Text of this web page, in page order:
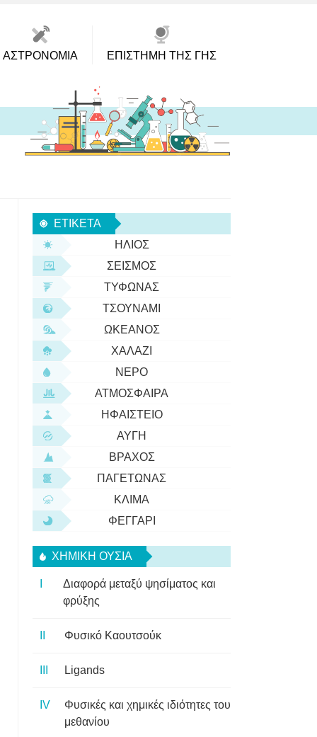
ΑΣΤΡΟΝΟΜΊΑ ΕΠΙΣΤΉΜΗ ΤΗΣ ΓΗΣ
ΕΤΙΚΈΤΑ
ΉΛΙΟΣ
ΣΕΙΣΜΌΣ
ΤΥΦΏΝΑΣ
ΤΣΟΥΝΆΜΙ
ΩΚΕΑΝΌΣ
ΧΑΛΆΖΙ
ΝΕΡΌ
ΑΤΜΌΣΦΑΙΡΑ
ΗΦΑΊΣΤΕΙΟ
ΑΥΓΉ
ΒΡΆΧΟΣ
ΠΑΓΕΤΏΝΑΣ
ΚΛΊΜΑ
ΦΕΓΓΆΡΙ
ΧΗΜΙΚΉ ΟΥΣΊΑ
Διαφορά μεταξύ ψησίματος και
φρύξης
Φυσικό Καουτσούκ
Ligands
Φυσικές και χημικές ιδιότητες του
μεθανίου